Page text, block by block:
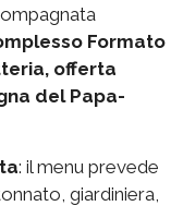
Formato
offerta
del Papa-
: il menu prevede
giardiniera,